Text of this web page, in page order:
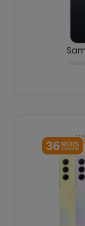
36 MOIS
GARANTIE